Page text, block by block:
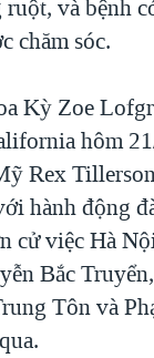
và bệnh
chăm sóc.
Kỳ Zoe
hôm
Rex
hành động
cử việc Hà
Bắc
Tôn và